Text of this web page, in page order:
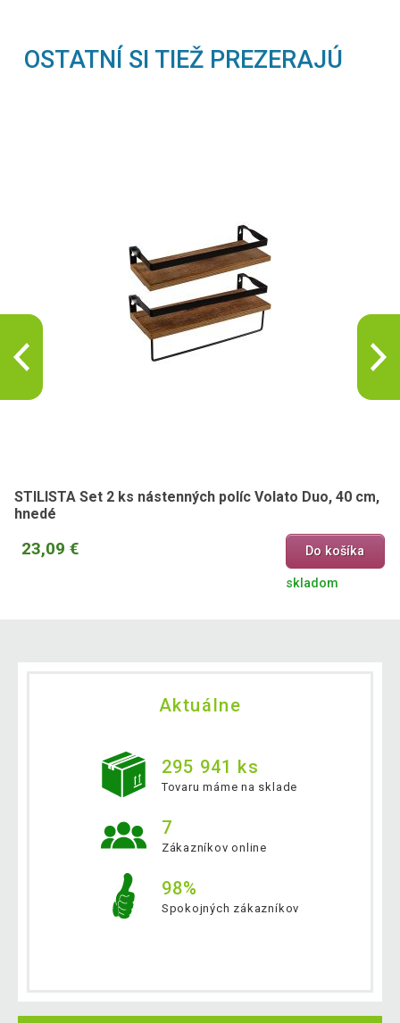
OSTATNÍ SI TIEŽ PREZERAJÚ
STILISTA Set 2 ks nástenných políc Volato Duo, 40 cm,
hnedé
23,09 € Do košíka
skladom
Aktuálne
295 941 ks
Tovaru máme na sklade
7
Zákazníkov online
98%
Spokojných zákazníkov